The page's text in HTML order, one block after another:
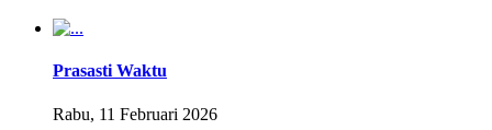
Prasasti Waktu
Rabu, 11 Februari 2026